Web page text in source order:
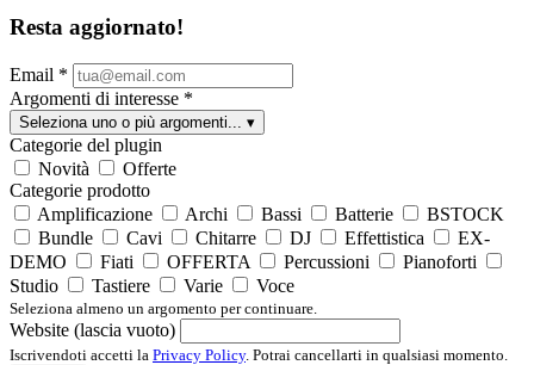
Resta aggiornato!
Email *
Argomenti di interesse *
Seleziona uno o più argomenti... ▾
Categorie del plugin
Novità
Offerte
Categorie prodotto
Amplificazione
Archi Bassi Batterie
BSTOCK
Bundle
Cavi Chitarre DJ Effettistica
EX-
DEMO
Fiati OFFERTA Percussioni
Pianoforti
Studio
Tastiere Varie Voce
Seleziona almeno un argomento per continuare.
Website (lascia vuoto)
Iscrivendoti accetti la Privacy Policy. Potrai cancellarti in qualsiasi momento.